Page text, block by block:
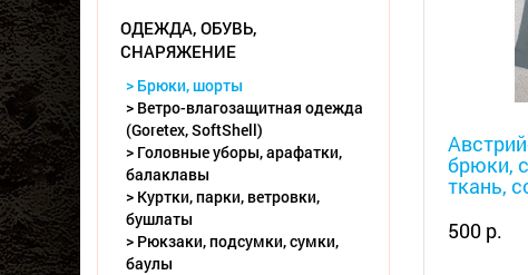
ОДЕЖДА, ОБУВЬ,
СНАРЯЖЕНИЕ
> Брюки, шорты
> Ветро-влагозащитная одежда
(Goretex, SoftShell)
> Головные уборы, арафатки,
балаклавы
> Куртки, парки, ветровки,
бушлаты
> Рюкзаки, подсумки, сумки,
баулы
брюки,
ткань,
500 р.